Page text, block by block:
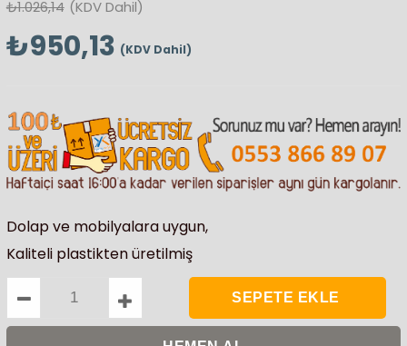
₺1.026,14 (KDV Dahil)
₺950,13 (KDV Dahil)
Dolap ve mobilyalara uygun,
Kaliteli plastikten üretilmiş